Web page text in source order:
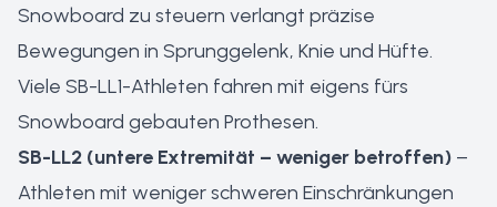
Snowboard zu steuern verlangt präzise
Bewegungen in Sprunggelenk, Knie und Hüfte.
Viele SB-LL1-Athleten fahren mit eigens fürs
Snowboard gebauten Prothesen.
SB-LL2 (untere Extremität – weniger betroffen) –
Athleten mit weniger schweren Einschränkungen